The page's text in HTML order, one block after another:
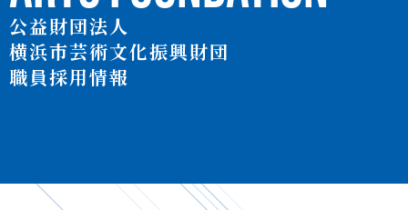
公益財団法人
横浜市芸術文化振興財団
職員採用情報